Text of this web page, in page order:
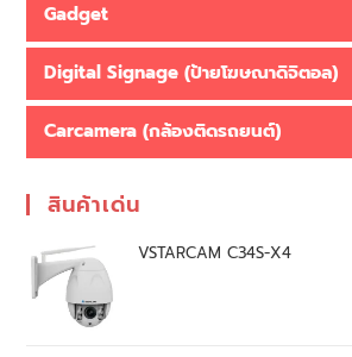
Gadget
Digital Signage (ป้ายโฆษณาดิจิตอล)
Carcamera (กล้องติดรถยนต์)
สินค้าเด่น
VSTARCAM C34S-X4